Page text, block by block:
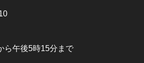
ら午後5時15分まで